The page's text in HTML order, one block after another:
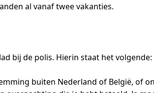
al vanaf twee vakanties.
bij de polis. Hierin staat het volgende:
buiten Nederland of België, of